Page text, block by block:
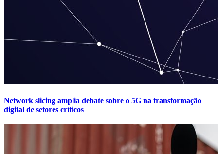
Network slicing amplia debate sobre o 5G na transformação
digital de setores críticos